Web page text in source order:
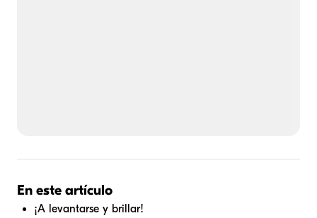
En este artículo
¡A levantarse y brillar!